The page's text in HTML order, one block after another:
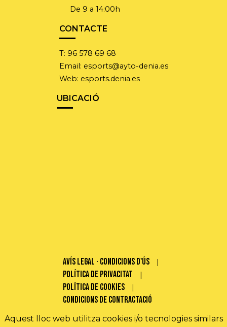
De 9 a 14:00h
CONTACTE
T: 96 578 69 68
Email: esports@ayto-denia.es
Web: esports.denia.es
UBICACIÓ
Avís legal · Condicions d'ús
Política de privacitat
Política de cookies
Condicions de contractació
Aquest lloc web utilitza cookies i/o tecnologies similars